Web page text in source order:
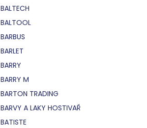
BALTECH
BALTOOL
BARBUS
BARLET
BARRY
BARRY M
BARTON TRADING
BARVY A LAKY HOSTIVAŘ
BATISTE